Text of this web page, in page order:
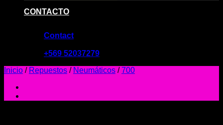
CONTACTO
Contact
+569 52037279
Inicio / Repuestos / Neumáticos / 700